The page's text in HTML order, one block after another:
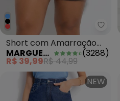
Short com Amarração
Preto Plus Size
MARGUERITE (3288)
R$ 39,99R$ 44,99
NEW